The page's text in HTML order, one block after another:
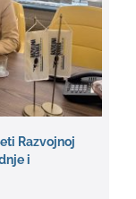
Razvojnoj
i